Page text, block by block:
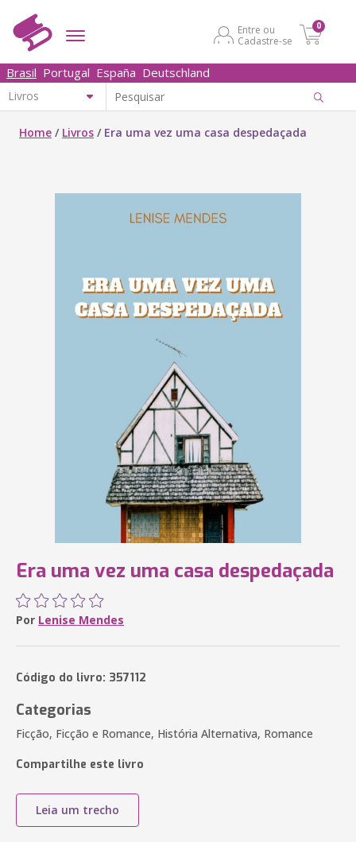
Entre ou
Cadastre-se
0
Brasil Portugal España Deutschland
Home / Livros / Era uma vez uma casa despedaçada
Era uma vez uma casa despedaçada
Por Lenise Mendes
Código do livro: 357112
Categorias
Ficção, Ficção e Romance, História Alternativa, Romance
Compartilhe este livro
Leia um trecho